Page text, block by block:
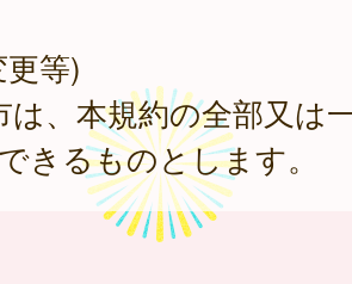
等)
、本規約の全部又は
きるものとします。